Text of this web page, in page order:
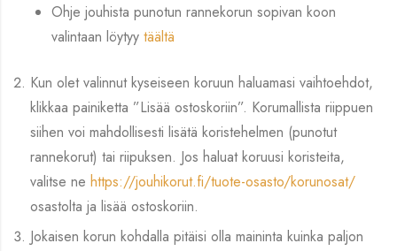
Ohje jouhista punotun rannekorun sopivan koon
valintaan löytyytäältä
Kun olet valinnut kyseiseen koruun haluamasi vaihtoehdot,
klikkaa painiketta ”Lisää ostoskoriin”. Korumallista riippuen
siihen voi mahdollisesti lisätä koristehelmen (punotut
rannekorut) tai riipuksen. Jos haluat koruusi koristeita,
valitse nehttps://jouhikorut.fi/tuote-osasto/korunosat/
osastolta ja lisää ostoskoriin.
Jokaisen korun kohdalla pitäisi olla maininta kuinka paljon